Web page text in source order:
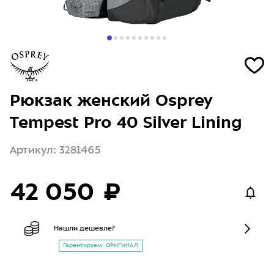
Рюкзак женский Osprey
Tempest Pro 40 Silver Lining
Артикул: 3281465
42 050 ₽
Нашли дешевле?
Гарантируем: ОРИГИНАЛ